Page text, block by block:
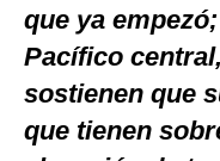
que ya
Pacífico
sostienen que
que tienen